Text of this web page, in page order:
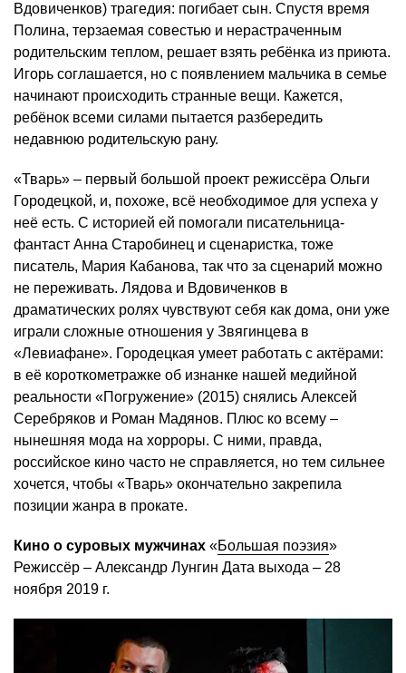
Вдовиченков) трагедия: погибает сын. Спустя время
Полина, терзаемая совестью и нерастраченным
родительским теплом, решает взять ребёнка из приюта.
Игорь соглашается, но с появлением мальчика в семье
начинают происходить странные вещи. Кажется,
ребёнок всеми силами пытается разбередить
недавнюю родительскую рану.
«Тварь» – первый большой проект режиссёра Ольги
Городецкой, и, похоже, всё необходимое для успеха у
неё есть. С историей ей помогали писательница-
фантаст Анна Старобинец и сценаристка, тоже
писатель, Мария Кабанова, так что за сценарий можно
не переживать. Лядова и Вдовиченков в
драматических ролях чувствуют себя как дома, они уже
играли сложные отношения у Звягинцева в
«Левиафане». Городецкая умеет работать с актёрами:
в её короткометражке об изнанке нашей медийной
реальности «Погружение» (2015) снялись Алексей
Серебряков и Роман Мадянов. Плюс ко всему –
нынешняя мода на хорроры. С ними, правда,
российское кино часто не справляется, но тем сильнее
хочется, чтобы «Тварь» окончательно закрепила
позиции жанра в прокате.
Кино о суровых мужчинах «Большая поэзия»
Режиссёр – Александр Лунгин Дата выхода – 28
ноября 2019 г.